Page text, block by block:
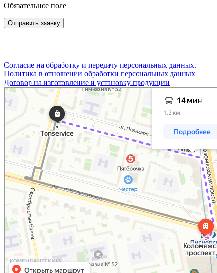
Обязательное поле
Согласие на обработку и передачу персональных данных.
Политика в отношении обработки персональных данных
Договор на изготовление и установку продукции